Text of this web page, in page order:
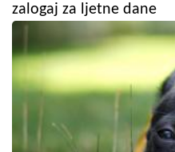
zalogaj za ljetne dane